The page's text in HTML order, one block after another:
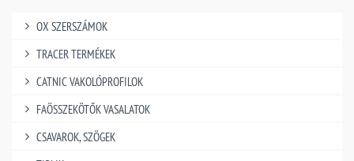
OX SZERSZÁMOK
TRACER TERMÉKEK
CATNIC VAKOLÓPROFILOK
FAÖSSZEKÖTŐK VASALATOK
CSAVAROK, SZÖGEK